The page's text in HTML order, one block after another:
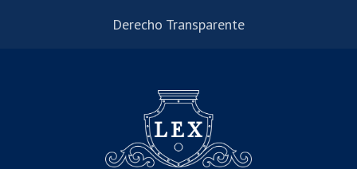
Derecho Transparente